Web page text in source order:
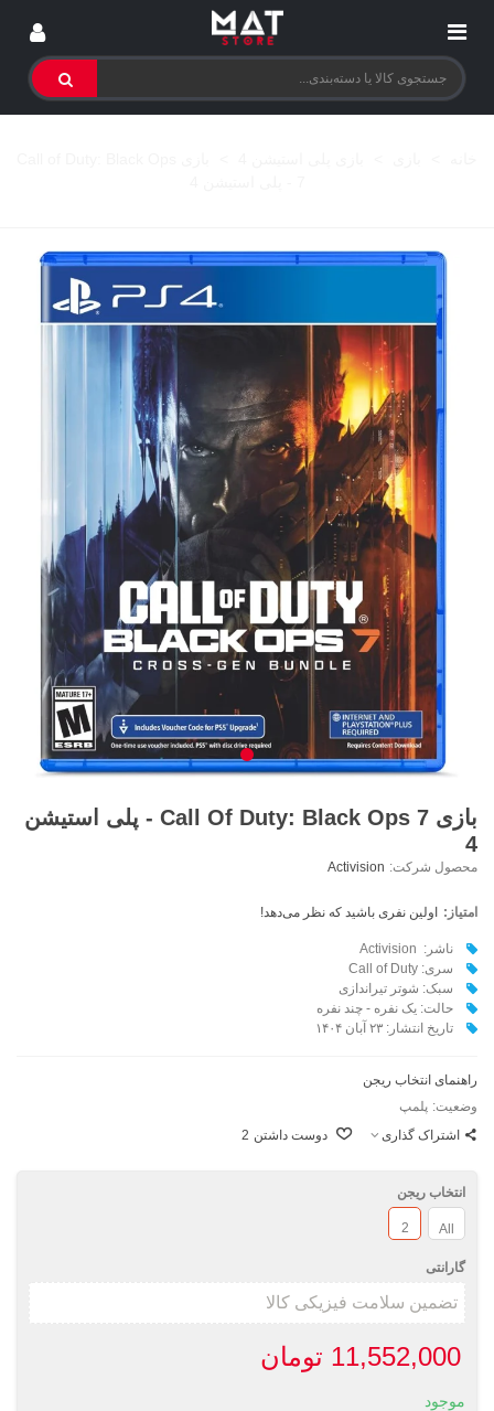
بازی Call Of Duty: Black Ops 7 - پلی استیشن
4
محصول شرکت: Activision
امتیاز: اولین نفری باشید که نظر می‌دهد!
ناشر: Activision
سری: Call of Duty
سبک: شوتر تیراندازی
حالت: یک نفره - چند نفره
تاریخ انتشار: ۲۳ آبان ۱۴۰۴
راهنمای انتخاب ریجن
وضعیت: پلمپ
اشتراک گذاری
دوست داشتن 2
انتخاب ریجن
All
2
گارانتی
11,552,000 تومان
موجود